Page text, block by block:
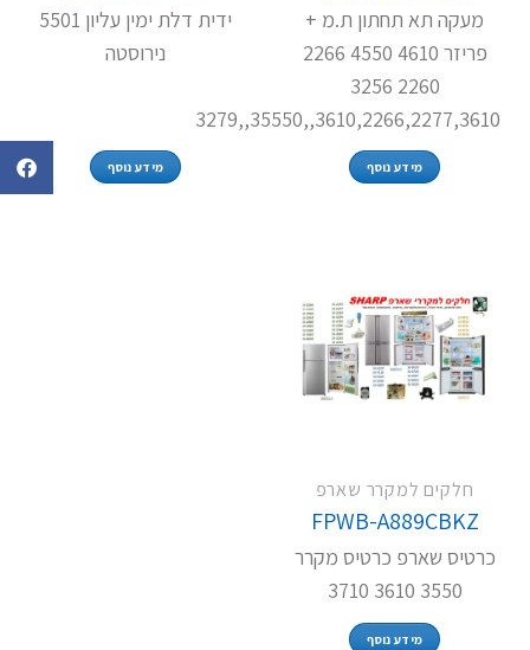
מעקה תא תחתון ת.מ +
פריזר 4610 4550 2266
2260 3256
3610,2266,2277,3610,,35550,,3279
מידע נוסף
ידית דלת ימין עליון 5501
נירוסטה
מידע נוסף
חלקים למקרר שארפ
FPWB-A889CBKZ
כרטיס שארפ כרטיס מקרר
3550 3610 3710
מידע נוסף